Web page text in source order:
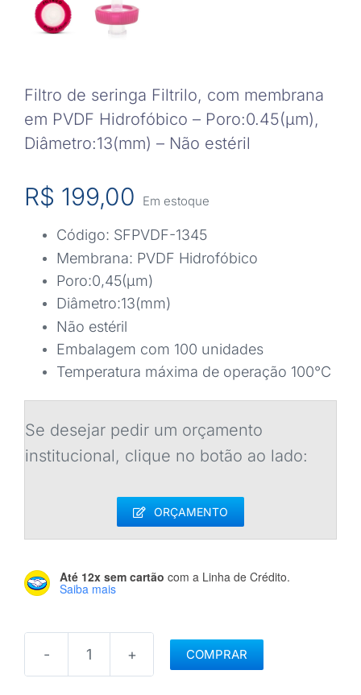
Filtro de seringa Filtrilo, com membrana
em PVDF Hidrofóbico – Poro:0.45(μm),
Diâmetro:13(mm) – Não estéril
R$ 199,00 Em estoque
Código: SFPVDF-1345
Membrana: PVDF Hidrofóbico
Poro:0,45(μm)
Diâmetro:13(mm)
Não estéril
Embalagem com 100 unidades
Temperatura máxima de operação 100°C
Se desejar pedir um orçamento
institucional, clique no botão ao lado:
ORÇAMENTO
Até 12x sem cartão com a Linha de Crédito.
Saiba mais
Filtro
COMPRAR